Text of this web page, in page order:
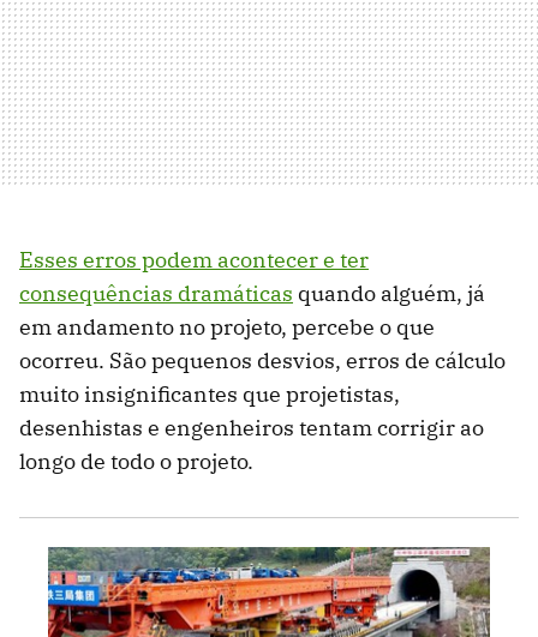
Esses erros podem acontecer e ter
consequências dramáticas quando alguém, já
em andamento no projeto, percebe o que
ocorreu. São pequenos desvios, erros de cálculo
muito insignificantes que projetistas,
desenhistas e engenheiros tentam corrigir ao
longo de todo o projeto.